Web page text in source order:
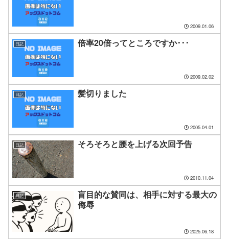
2009.01.06
日記 倍率20倍ってところですか･･･
2009.02.02
日記 髪切りました
2005.04.01
日記 そろそろと腰を上げる次回予告
2010.11.04
日記
盲目的な賛同は、相手に対する最大の
侮辱
2025.06.18